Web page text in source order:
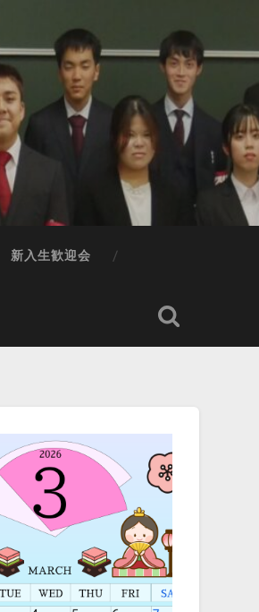
新入生歓迎会